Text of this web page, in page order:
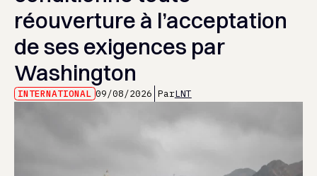
réouverture à l’acceptation
de ses exigences par
Washington
INTERNATIONAL 09/08/2026 ParLNT